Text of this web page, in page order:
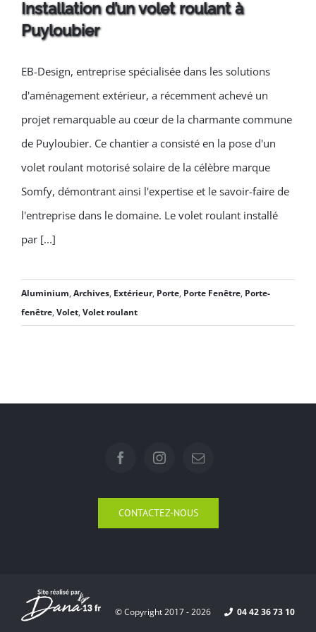
Installation d’un volet roulant
à Puyloubier
Installation d’un volet roulant à
Puyloubier
EB-Design, entreprise spécialisée dans les solutions
d'aménagement extérieur, a récemment achevé un
projet remarquable au cœur de la charmante commune
de Puyloubier. Ce chantier a consisté en la pose d'un
volet roulant motorisé solaire de la célèbre marque
Somfy, démontrant ainsi l'expertise et le savoir-faire de
l'entreprise dans le domaine. Le volet roulant installé
par [...]
Aluminium, Archives, Extérieur, Porte, Porte Fenêtre, Porte-
fenêtre, Volet, Volet roulant
CONTACTEZ-NOUS
© Copyright 2017 -2026 04 42 36 73 10